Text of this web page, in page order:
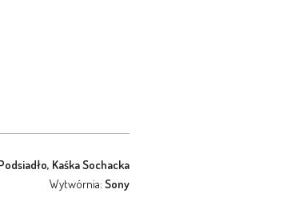
Kaśka Sochacka
Wytwórnia: Sony